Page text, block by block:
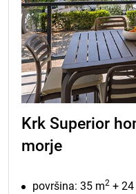
Krk Superior
morje
površina: 35 m2 + 24